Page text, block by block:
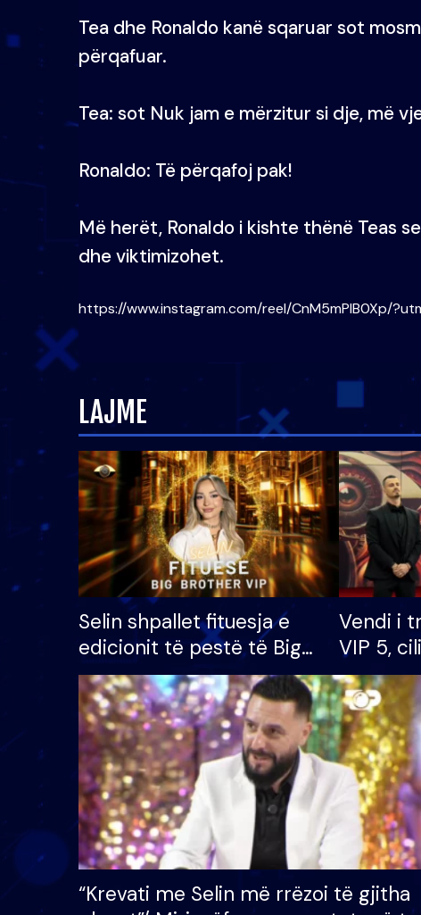
Tea dhe Ronaldo kanë sqaruar sot
përqafuar.
Tea: sot Nuk jam e mërzitur si dje, më
Ronaldo: Të përqafoj pak!
Më herët, Ronaldo i kishte thënë Teas
dhe viktimizohet.
https://www.instagram.com/reel/CnM5mPIB0Xp/
LAJME
Selin shpallet fituesja e
edicionit të pestë të Big
Brother VIP, rrëmben
çmimin e madh prej 100
mijë eurosh
Vendi i
VIP 5,
radhës
“Krevati me Selin më rrëzoi të gjitha